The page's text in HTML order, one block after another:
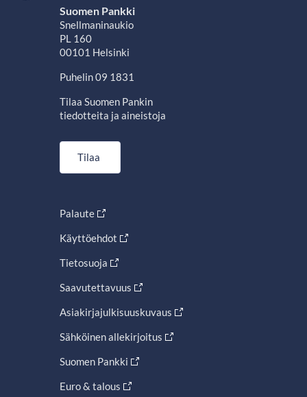
Suomen Pankki
Snellmaninaukio
PL 160
00101 Helsinki
Puhelin 09 1831
Tilaa Suomen Pankin
tiedotteita ja aineistoja
Tilaa
Palaute
Käyttöehdot
Tietosuoja
Saavutettavuus
Asiakirjajulkisuuskuvaus
Sähköinen allekirjoitus
Suomen Pankki
Euro & talous